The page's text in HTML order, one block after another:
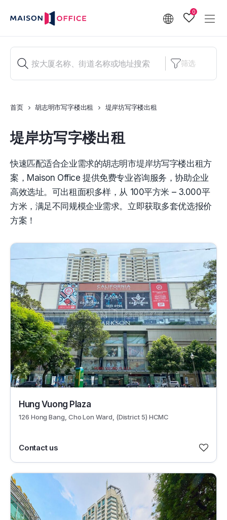
0
筛选
首页 胡志明市写字楼出租 堤岸坊写字楼出租
堤岸坊写字楼出租
快速匹配适合企业需求的胡志明市堤岸坊写字楼出租方
案，Maison Office 提供免费专业咨询服务，协助企业
高效选址。可出租面积多样，从 100平方米 – 3.000平
方米，满足不同规模企业需求。立即获取多套优选报价
方案！
Hung Vuong Plaza
126 Hong Bang, Cho Lon Ward, (District 5) HCMC
Contact us